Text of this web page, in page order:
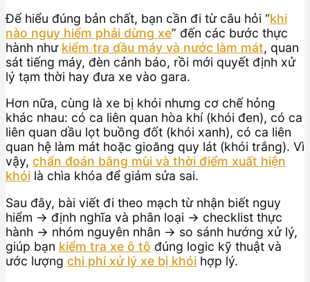
Để hiểu đúng bản chất, bạn cần đi từ câu hỏi “khi
nào nguy hiểm phải dừng xe” đến các bước thực
hành như kiểm tra dầu máy và nước làm mát, quan
sát tiếng máy, đèn cảnh báo, rồi mới quyết định xử
lý tạm thời hay đưa xe vào gara.
Hơn nữa, cùng là xe bị khói nhưng cơ chế hỏng
khác nhau: có ca liên quan hòa khí (khói đen), có ca
liên quan dầu lọt buồng đốt (khói xanh), có ca liên
quan hệ làm mát hoặc gioăng quy lát (khói trắng). Vì
vậy, chẩn đoán bằng mùi và thời điểm xuất hiện
khói là chìa khóa để giảm sửa sai.
Sau đây, bài viết đi theo mạch từ nhận biết nguy
hiểm → định nghĩa và phân loại → checklist thực
hành → nhóm nguyên nhân → so sánh hướng xử lý,
giúp bạn kiểm tra xe ô tô đúng logic kỹ thuật và
ước lượng chi phí xử lý xe bị khói hợp lý.